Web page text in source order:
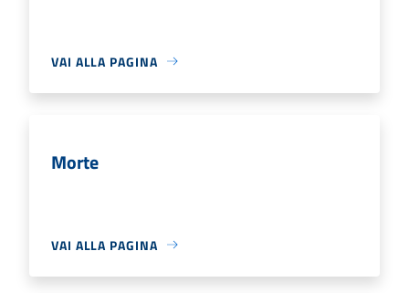
VAI ALLA PAGINA
Morte
VAI ALLA PAGINA